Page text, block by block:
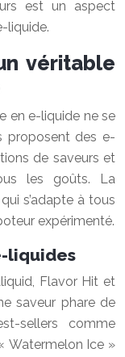
est un aspect
liquide.
véritable
en e-liquide ne se
proposent des e-
de saveurs et
les goûts. La
s’adapte à tous
expérimenté.
liquides
Flavor Hit et
saveur phare de
sellers comme
Watermelon Ice »